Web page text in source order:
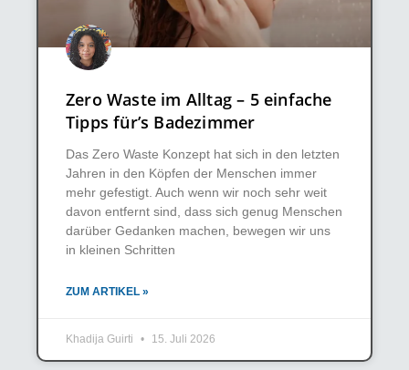
Zero Waste im Alltag – 5 einfache
Tipps für’s Badezimmer
Das Zero Waste Konzept hat sich in den letzten
Jahren in den Köpfen der Menschen immer
mehr gefestigt. Auch wenn wir noch sehr weit
davon entfernt sind, dass sich genug Menschen
darüber Gedanken machen, bewegen wir uns
in kleinen Schritten
ZUM ARTIKEL »
Khadija Guirti 15. Juli 2026